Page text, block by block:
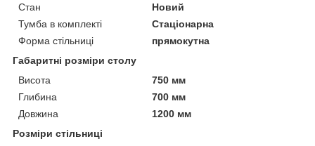
Стан
Новий
Тумба в комплекті
Стаціонарна
Форма стільниці
прямокутна
Габаритні розміри столу
Висота
750 мм
Глибина
700 мм
Довжина
1200 мм
Розміри стільниці